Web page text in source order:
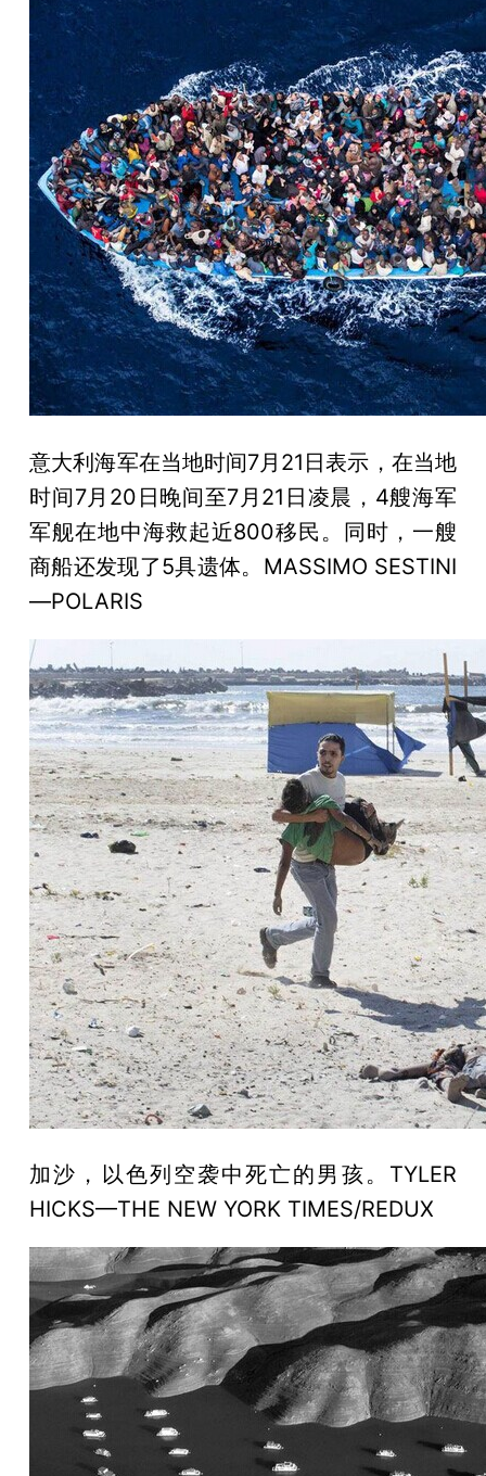
意大利海军在当地时间7月21日表示，在当地
时间7月20日晚间至7月21日凌晨，4艘海军
军舰在地中海救起近800移民。同时，一艘
商船还发现了5具遗体。MASSIMO SESTINI
—POLARIS
加沙，以色列空袭中死亡的男孩。TYLER
HICKS—THE NEW YORK TIMES/REDUX